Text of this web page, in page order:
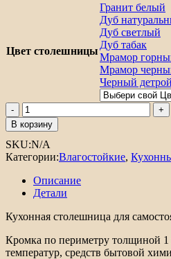
Цвет столешницы
Гранит белый
Дуб
Дуб светлый
Дуб табак
Мрамор
Мрамор
Черный
Количество
товара
Столешница
Hard-
38
с
4-
сторон
В корзину
SKU:N/A
Категории:Влагостойкие,
Описание
Детали
Кухонная столешница для
Кромка по периметру толщиной 1
температур, средств бытовой